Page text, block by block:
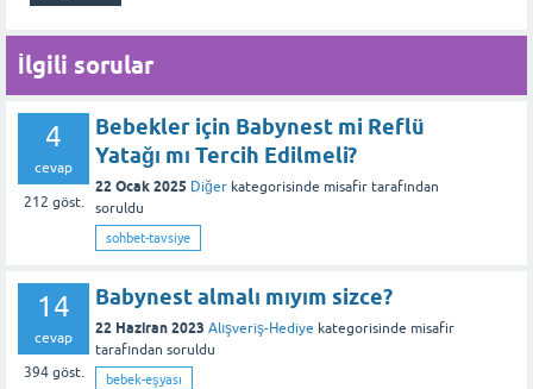
İlgili sorular
4
cevap
212 göst.
Bebekler için Babynest mi Reflü
Yatağı mı Tercih Edilmeli?
22 Ocak 2025 Diğer kategorisinde misafir tarafından
soruldu
sohbet-tavsiye
14
cevap
394göst.
Babynest almalı mıyım sizce?
22 Haziran 2023 Alışveriş-Hediye kategorisinde misafir
tarafından soruldu
bebek-eşyası